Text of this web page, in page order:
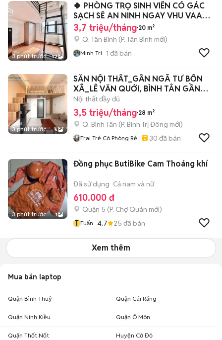
3 phút trước 12
🍀 PHÒNG TRỌ SINH VIÊN CÓ GÁC
SẠCH SẼ AN NINH NGAY VHU VAA
CD Y PNT
3,7 triệu/tháng 20 m²
Q. Tân Bình (P. Tân Bình mới)
Minh Trí 1 đã bán
3 phút trước 5
SẴN NỘI THẤT_GẦN NGÃ TƯ BỐN
XÃ_LÊ VĂN QUỚI, BÌNH TÂN GẦN
ĐẠI HỌC VHU
Nội thất đầy đủ
3,5 triệu/tháng 28 m²
Q. Bình Tân (P. Bình Trị Đông mới)
Trai Trẻ Có Phòng Rẻ 30 đã bán
3 phút trước 1
Đồng phục ButiBike Cam Thoáng khí
Đã sử dụng Cả nam và nữ
610.000 đ
Quận 5 (P. Chợ Quán mới)
T Tuấn 4.7 25 đã bán
Xem thêm
Mua bán laptop
Quận Bình Thuỷ Quận Cái Răng
Quận Ninh Kiều Quận Ô Môn
Quận Thốt Nốt Huyện Cờ Đỏ